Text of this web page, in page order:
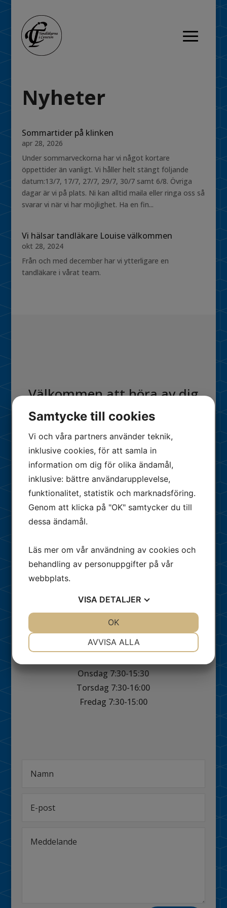
Nyheter
Sommartider på klinken
apr 28, 2026
Under sommarveckorna har vi något kortare
öppettider än vanligt. Vi håller helt stängt följande
datum:13/7, 17/7, 27/7, 29/7, 30/7 samt 6/8. Övriga
dagar är vi på plats. Ni kan alltid maila eller ringa oss så
svarar vi när vi har möjlighet. Ha en fin...
Vi hälsar tandläkare Louise välkommen
okt 28, 2024
Från och med december har vi ytterligare en
tandläkare i vårat team.
Välkommen att höra av dig
Adress
Stora Södergatan 17
222 23 Lund
Telefon: 046-211 36 85 /0722472413
Mail:tandlakarnaicentrum@gmail.com
Joursamverkan lördag och söndag:
Ring 1177 mellan 10.00-12.00.
Öppettider
Måndag 7:30-17:00
Onsdag 7:30-15:30
Torsdag 7:30-16:00
Fredag 7:30-15:00
Samtycke till cookies
Vi och våra partners använder teknik,
inklusive cookies, för att samla in
information om dig för olika ändamål,
inklusive: bättre användarupplevelse,
funktionalitet, statistik och marknadsföring.
Genom att klicka på "OK" samtycker du till
dessa ändamål.
Läs mer om vår användning av cookies och
behandling av personuppgifter på vår
webbplats.
VISA DETALJER
MARKNADSFÖRING STATISTIK
AVVISA ALLA
OK